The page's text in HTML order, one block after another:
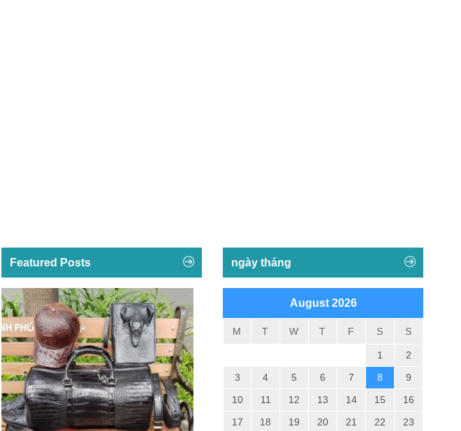
Featured Posts ngày tháng
August 2026
M T W T F S S
1
2
3
4 5 6 7 8
9
10
11 12 13 14 15
16
17
18 19 20 21 22 23